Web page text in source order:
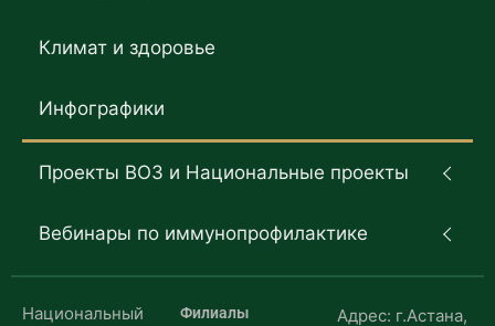
Климат и здоровье
Инфографики
Проекты ВОЗ и Национальные проекты
Вебинары по иммунопрофилактике
Национальный
Филиалы
Адрес: г.Астана,